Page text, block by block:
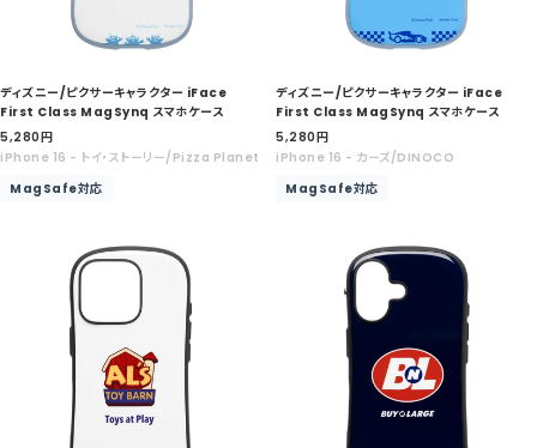
ディズニー/ピクサーキャラクター iFace
First Class MagSynq スマホケース
セ
ー
価
5,280円
iPhone 16 - トイ・ストーリー/Pizza Planet
MagSafe対応
ディズニー/ピクサーキャラクター iFace
First Class MagSynq スマホケース
セ
ー
価
5,280円
iPhone 16 - カーズ/DINOCO
MagSafe対応